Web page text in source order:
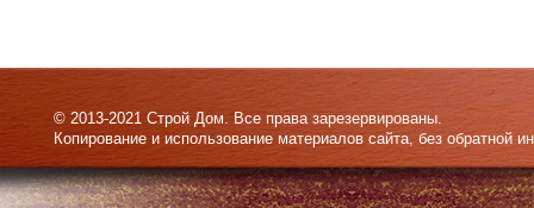
© 2013-2021 Строй Дом. Все права зарезервированы.
Копирование и использование материалов сайта, без обратной